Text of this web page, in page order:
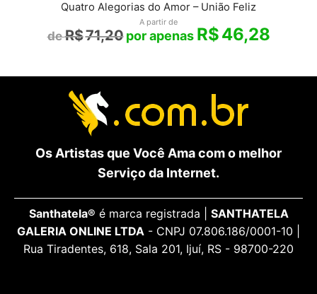
Quatro Alegorias do Amor – União Feliz
A partir de
R$71,20 R$46,28
Os Artistas que Você Ama com o melhor
Serviço da Internet.
Santhatela® é marca registrada | SANTHATELA
GALERIA ONLINE LTDA - CNPJ 07.806.186/0001-10 |
Rua Tiradentes, 618, Sala 201, Ijuí, RS - 98700-220